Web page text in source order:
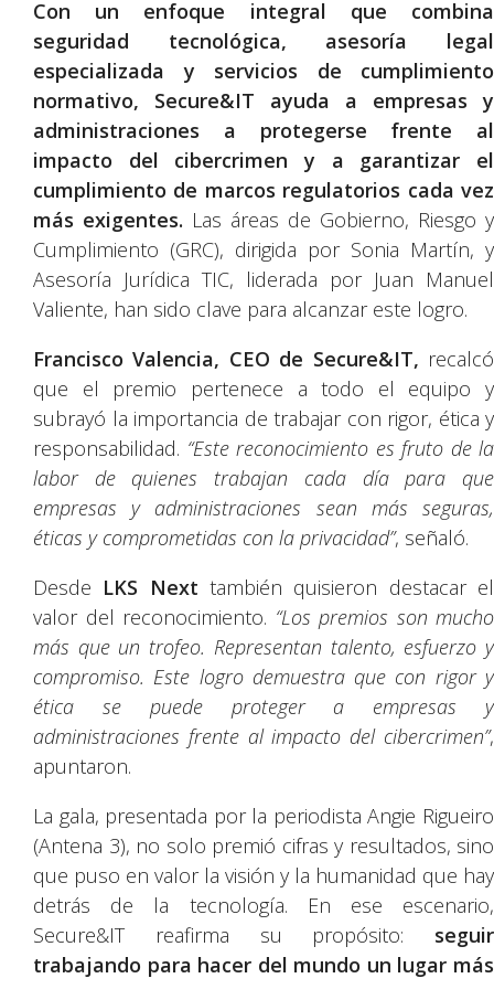
Con un enfoque integral que combina
seguridad tecnológica, asesoría legal
especializada y servicios de cumplimiento
normativo, Secure&IT ayuda a empresas y
administraciones a protegerse frente al
impacto del cibercrimen y a garantizar el
cumplimiento de marcos regulatorios cada vez
más exigentes. Las áreas de Gobierno, Riesgo y
Cumplimiento (GRC), dirigida por Sonia Martín, y
Asesoría Jurídica TIC, liderada por Juan Manuel
Valiente, han sido clave para alcanzar este logro.
Francisco Valencia, CEO de Secure&IT, recalcó
que el premio pertenece a todo el equipo y
subrayó la importancia de trabajar con rigor, ética y
responsabilidad. “Este reconocimiento es fruto de la
labor de quienes trabajan cada día para que
empresas y administraciones sean más seguras,
éticas y comprometidas con la privacidad”, señaló.
Desde LKS Next también quisieron destacar el
valor del reconocimiento. “Los premios son mucho
más que un trofeo. Representan talento, esfuerzo y
compromiso. Este logro demuestra que con rigor y
ética se puede proteger a empresas y
administraciones frente al impacto del cibercrimen”,
apuntaron.
La gala, presentada por la periodista Angie Rigueiro
(Antena 3), no solo premió cifras y resultados, sino
que puso en valor la visión y la humanidad que hay
detrás de la tecnología. En ese escenario,
Secure&IT reafirma su propósito: seguir
trabajando para hacer del mundo un lugar más